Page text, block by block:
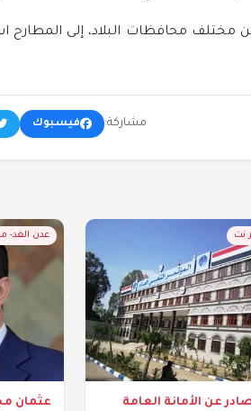
مختلف محافظات البلاد، إلى المطارح
مشاركة: فيسبوك
نت
عن الأمانة العامة
عدن الغد-
عثمان